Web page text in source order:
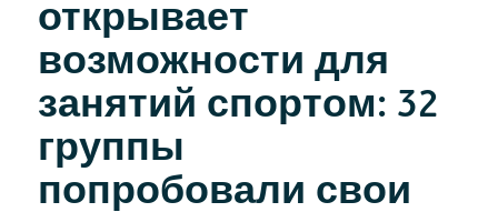
открывает
возможности для
занятий спортом: 32
группы
попробовали свои